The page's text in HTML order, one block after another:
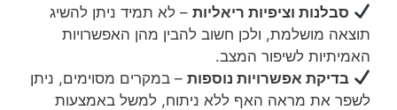
סבלנות וציפיות ריאליות – לא תמיד ניתן להשיג
תוצאה מושלמת, ולכן חשוב להבין מהן האפשרויות
האמיתיות לשיפור המצב.
בדיקת אפשרויות נוספות – במקרים מסוימים, ניתן
לשפר את מראה האף ללא ניתוח, למשל באמצעות